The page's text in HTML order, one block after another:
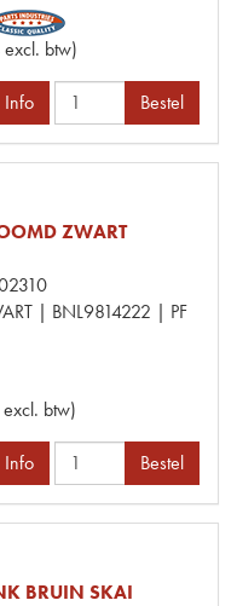
btw)
Info Bestel
ZWART
| BNL9814222 | PF
btw)
Info Bestel
BRUIN SKAI